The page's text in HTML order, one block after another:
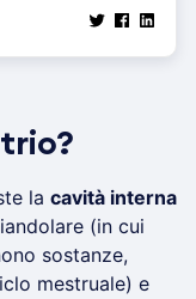
la cavità interna
(in cui
sostanze,
mestruale) e